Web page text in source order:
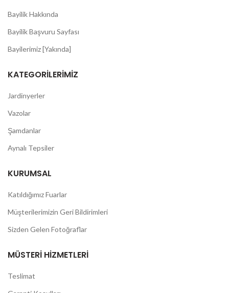
Bayilik Hakkında
Bayilik Başvuru Sayfası
Bayilerimiz [Yakında]
KATEGORILERIMIZ
Jardinyerler
Vazolar
Şamdanlar
Aynalı Tepsiler
KURUMSAL
Katıldığımız Fuarlar
Müşterilerimizin Geri Bildirimleri
Sizden Gelen Fotoğraflar
MÜSTERI HIZMETLERI
Teslimat